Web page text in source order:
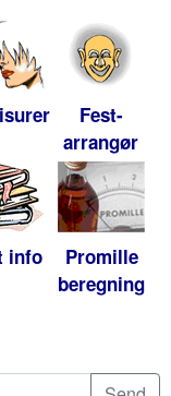
Fest-
arrangør
info
Promille
beregning